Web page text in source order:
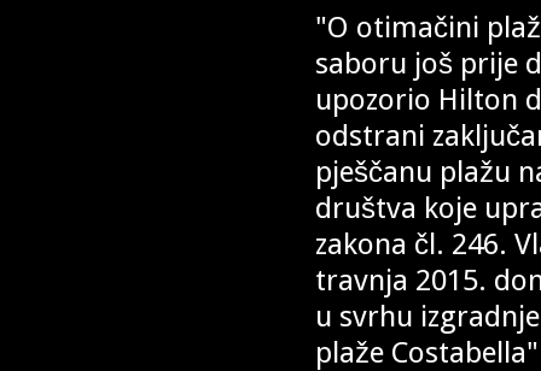
"O otimačini
saboru još prije
upozorio Hilton
odstrani
pješčanu plažu
društva koje
zakona čl. 246.
travnja 2015.
u svrhu
plaže